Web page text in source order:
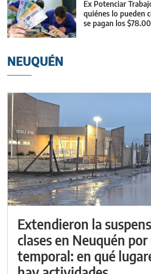
Ex Potenciar
quiénes lo pueden
se pagan los
NEUQUÉN
Extendieron la
clases en Neuquén por
temporal: en qué